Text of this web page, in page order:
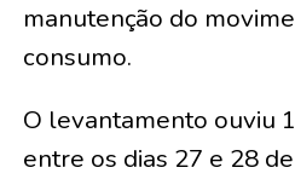
manutenção do
consumo.
O levantamento ouviu
entre os dias 27 e 28